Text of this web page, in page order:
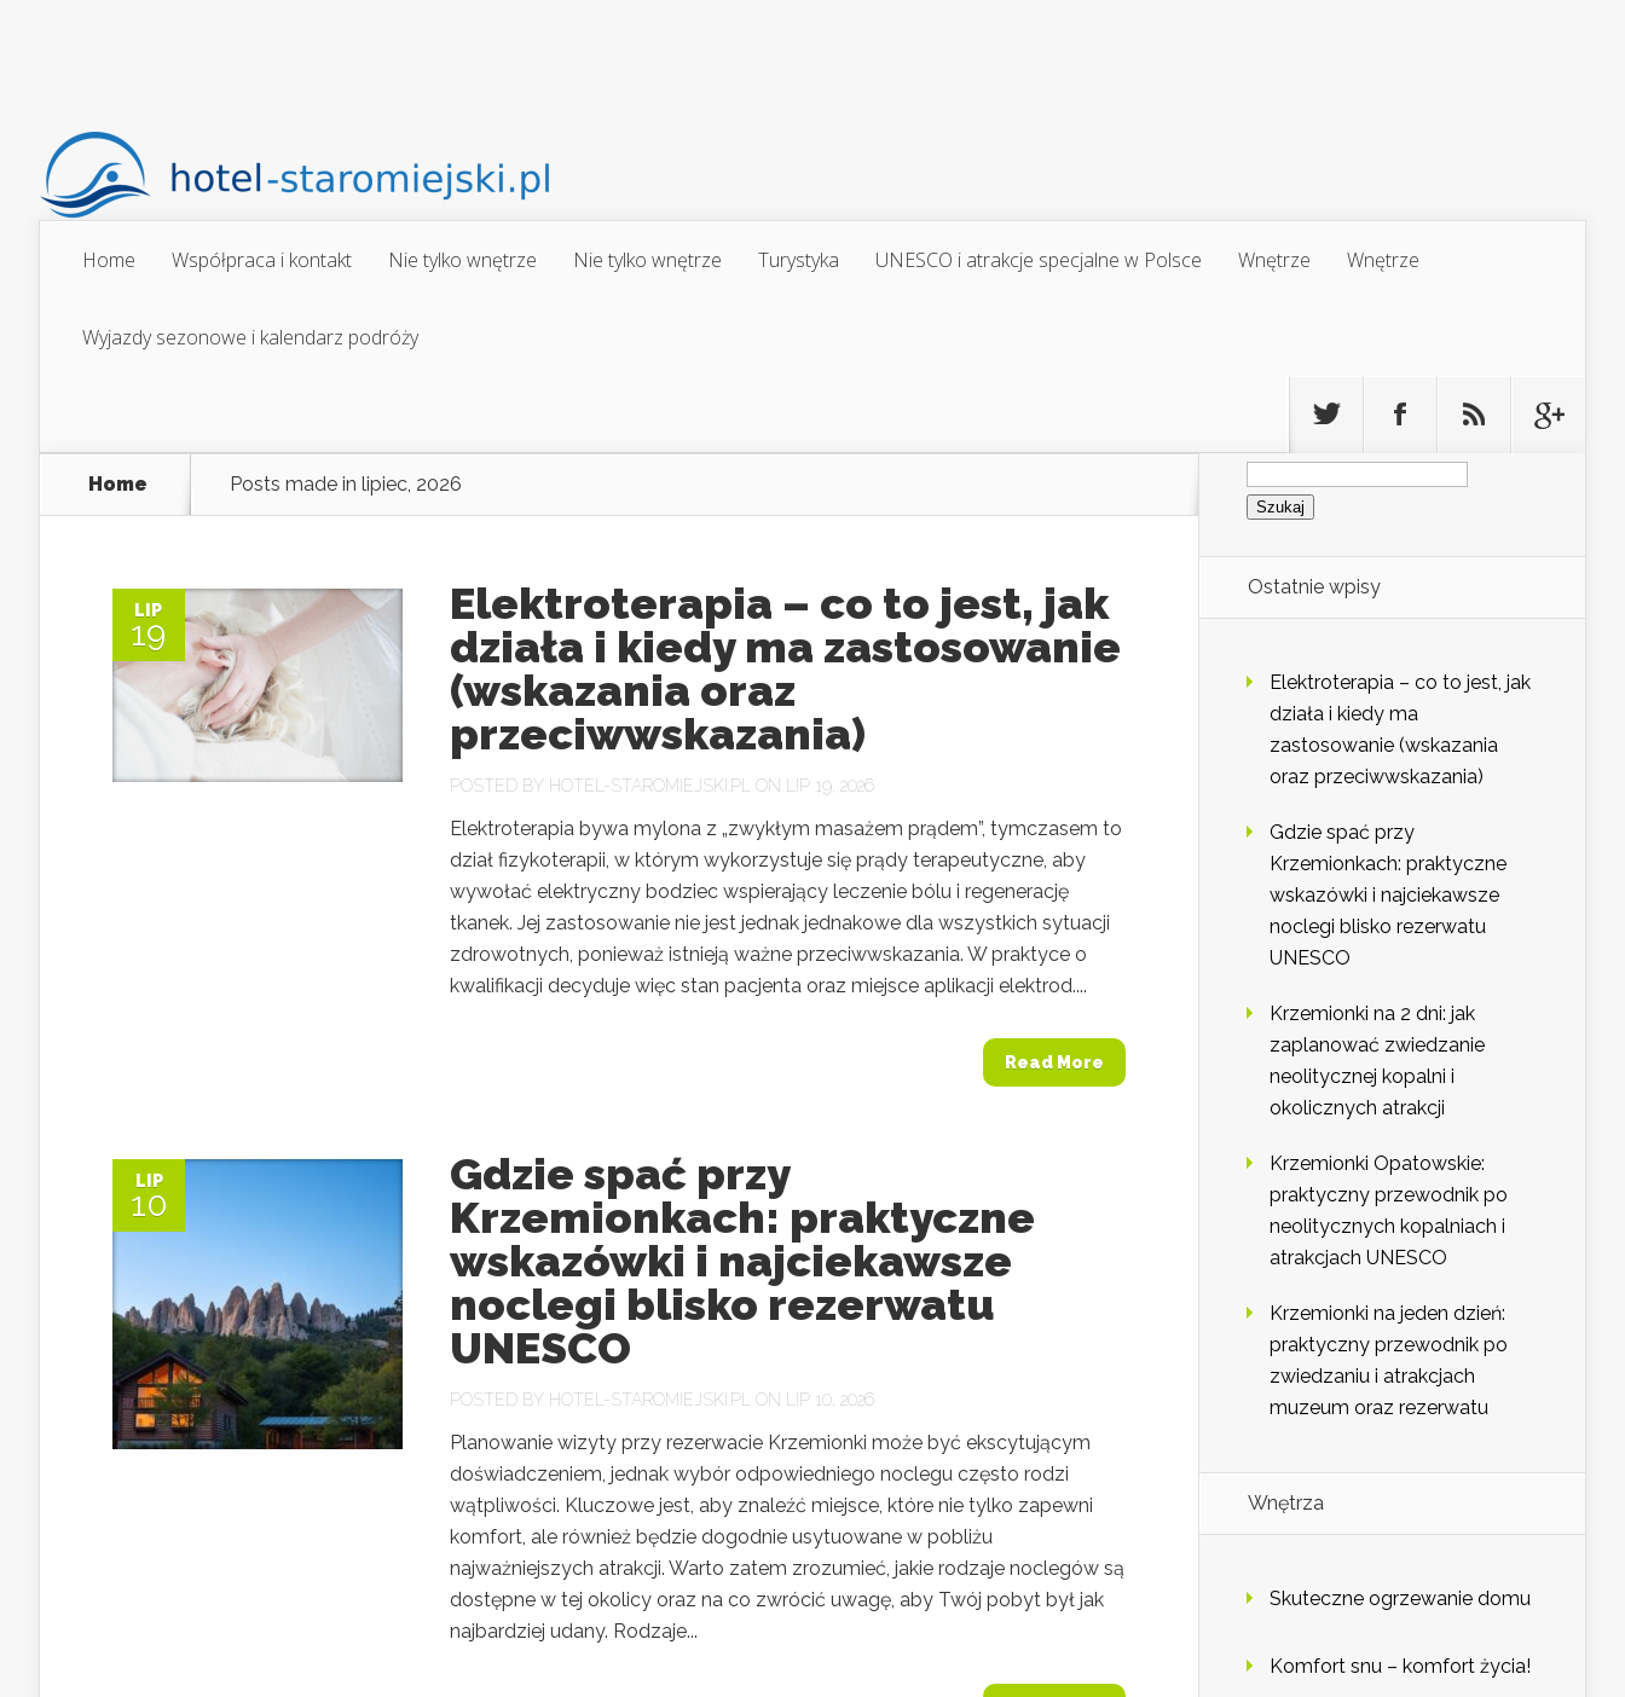
Home Współpraca i kontakt Nie tylko wnętrze Nie tylko wnętrze Turystyka UNESCO i atrakcje specjalne w Polsce Wnętrze Wnętrze
Wyjazdy sezonowe i kalendarz podróży
Home Posts made in lipiec, 2026
LIP
19
Elektroterapia – co to jest, jak
działa i kiedy ma zastosowanie
(wskazania oraz
przeciwwskazania)
POSTED BY HOTEL-STAROMIEJSKI.PL ON LIP 19, 2026
Elektroterapia bywa mylona z „zwykłym masażem prądem”, tymczasem to
dział fizykoterapii, w którym wykorzystuje się prądy terapeutyczne, aby
wywołać elektryczny bodziec wspierający leczenie bólu i regenerację
tkanek. Jej zastosowanie nie jest jednak jednakowe dla wszystkich sytuacji
zdrowotnych, ponieważ istnieją ważne przeciwwskazania. W praktyce o
kwalifikacji decyduje więc stan pacjenta oraz miejsce aplikacji elektrod....
Read More
LIP
10
Gdzie spać przy
Krzemionkach: praktyczne
wskazówki i najciekawsze
noclegi blisko rezerwatu
UNESCO
POSTED BY HOTEL-STAROMIEJSKI.PL ON LIP 10, 2026
Planowanie wizyty przy rezerwacie Krzemionki może być ekscytującym
doświadczeniem, jednak wybór odpowiedniego noclegu często rodzi
wątpliwości. Kluczowe jest, aby znaleźć miejsce, które nie tylko zapewni
komfort, ale również będzie dogodnie usytuowane w pobliżu
najważniejszych atrakcji. Warto zatem zrozumieć, jakie rodzaje noclegów są
dostępne w tej okolicy oraz na co zwrócić uwagę, aby Twój pobyt był jak
najbardziej udany. Rodzaje...
Szukaj:
Ostatnie wpisy
Elektroterapia – co to jest, jak
działa i kiedy ma
zastosowanie (wskazania
oraz przeciwwskazania)
Gdzie spać przy
Krzemionkach: praktyczne
wskazówki i najciekawsze
noclegi blisko rezerwatu
UNESCO
Krzemionki na 2 dni: jak
zaplanować zwiedzanie
neolitycznej kopalni i
okolicznych atrakcji
Krzemionki Opatowskie:
praktyczny przewodnik po
neolitycznych kopalniach i
atrakcjach UNESCO
Krzemionki na jeden dzień:
praktyczny przewodnik po
zwiedzaniu i atrakcjach
muzeum oraz rezerwatu
Wnętrza
Skuteczne ogrzewanie domu
Komfort snu – komfort życia!